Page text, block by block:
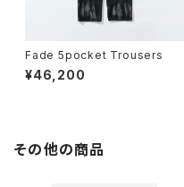
Fade 5pocket Trousers
¥46,200
その他の商品